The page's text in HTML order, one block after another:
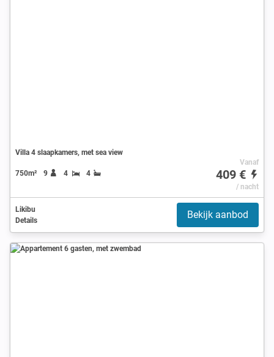
Villa 4 slaapkamers, met sea view
750m² 9 4 4
Vanaf
409 €
/ nacht
Likibu
Details
Bekijk aanbod